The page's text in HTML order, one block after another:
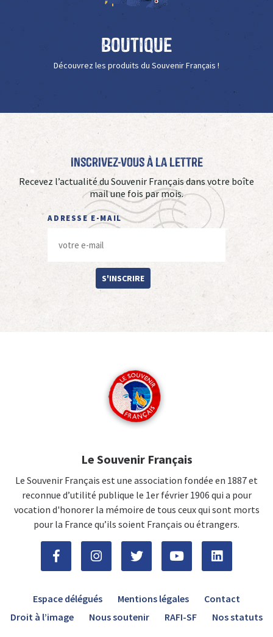
Boutique
Découvrez les produits du Souvenir Français !
Inscrivez-vous à La Lettre
Recevez l’actualité du Souvenir Français dans votre boîte
mail une fois par mois.
ADRESSE E-MAIL
S'INSCRIRE
Le Souvenir Français
Le Souvenir Français est une association fondée en 1887 et
reconnue d’utilité publique le 1er février 1906 qui a pour
vocation d'honorer la mémoire de tous ceux qui sont morts
pour la France qu’ils soient Français ou étrangers.
Espace délégués Mentions légales
Contact
Droit à l’image
Nous soutenir RAFI-SF Nos statuts